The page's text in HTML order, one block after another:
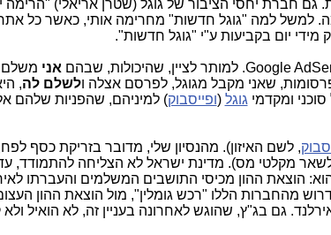
חברת יחסי הציבור של גוגל (שטרן אריאלי) "הרימה
למה "גוגל חדשות" מחרימה אותי, כאשר כל אתר
יום בקביעות ע"י "גוגל חדשות".
אני משלם
שאני מקבל מגוגל, לפרסם אצלה ולשלם לה,
גוגל (ופייסבוק) למיניהם, שהפניות שלהם
, לשם האיזון). מהנסיון שלי, מדובר בזריקת כסף
מקלטי מס). מדינת ישראל לא הצליחה להתמודד,
הוצאת ההון מכיסי התושבים המשלמים והעברתו
מהחברות הללו "רכש גומלין", מול הוצאת ההון
גם בג"ץ, שהוגש לאחרונה בעניין זה, לא הואיל